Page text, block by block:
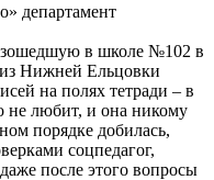
департамент
в школе №102 в
Нижней Ельцовки
на полях тетради – в
не любит, и она никому
порядке добилась,
соцпедагог,
после этого вопросы